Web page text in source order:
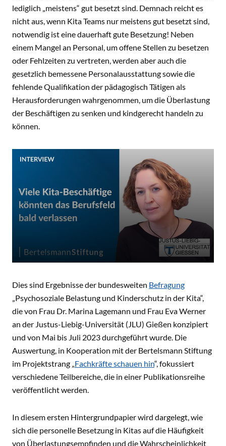
lediglich „meistens“ gut besetzt sind. Demnach reicht es
nicht aus, wenn Kita Teams nur meistens gut besetzt sind,
notwendig ist eine dauerhaft gute Besetzung! Neben
einem Mangel an Personal, um offene Stellen zu besetzen
oder Fehlzeiten zu vertreten, werden aber auch die
gesetzlich bemessene Personalausstattung sowie die
fehlende Qualifikation der pädagogisch Tätigen als
Herausforderungen wahrgenommen, um die Überlastung
der Beschäftigen zu senken und kindgerecht handeln zu
können.
Dies sind Ergebnisse der bundesweiten Befragung
„Psychosoziale Belastung und Kinderschutz in der Kita“,
die von Frau Dr. Marina Lagemann und Frau Eva Werner
an der Justus-Liebig-Universität (JLU) Gießen konzipiert
und von Mai bis Juli 2023 durchgeführt wurde. Die
Auswertung, in Kooperation mit der Bertelsmann Stiftung
im Projektstrang „Fachkräfte schauen hin“, fokussiert
verschiedene Teilbereiche, die in einer Publikationsreihe
veröffentlicht werden.
In diesem ersten Hintergrundpapier wird dargelegt, wie
sich die personelle Besetzung in Kitas auf die Häufigkeit
von Überlastungsempfinden und die Wahrscheinlichkeit